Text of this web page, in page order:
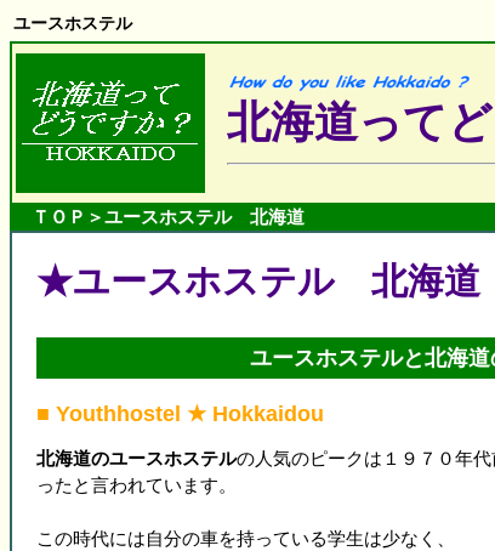
ユースホステル
北海道って
ＴＯＰ ＞ユースホステル 北海道
★ユースホステル 北海道
ユースホステルと北海道
■ Youthhostel ★ Hokkaidou
北海道のユースホステルの人気のピークは１９７０年
ったと言われています。
この時代には自分の車を持っている学生は少なく、